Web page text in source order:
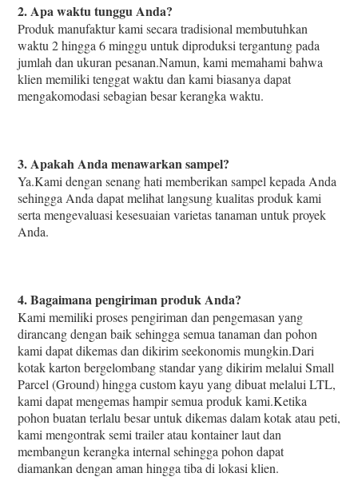
2. Apa waktu tunggu Anda?
Produk manufaktur kami secara tradisional membutuhkan
waktu 2 hingga 6 minggu untuk diproduksi tergantung pada
jumlah dan ukuran pesanan.Namun, kami memahami bahwa
klien memiliki tenggat waktu dan kami biasanya dapat
mengakomodasi sebagian besar kerangka waktu.
3. Apakah Anda menawarkan sampel?
Ya.Kami dengan senang hati memberikan sampel kepada Anda
sehingga Anda dapat melihat langsung kualitas produk kami
serta mengevaluasi kesesuaian varietas tanaman untuk proyek
Anda.
4. Bagaimana pengiriman produk Anda?
Kami memiliki proses pengiriman dan pengemasan yang
dirancang dengan baik sehingga semua tanaman dan pohon
kami dapat dikemas dan dikirim seekonomis mungkin.Dari
kotak karton bergelombang standar yang dikirim melalui Small
Parcel (Ground) hingga custom kayu yang dibuat melalui LTL,
kami dapat mengemas hampir semua produk kami.Ketika
pohon buatan terlalu besar untuk dikemas dalam kotak atau peti,
kami mengontrak semi trailer atau kontainer laut dan
membangun kerangka internal sehingga pohon dapat
diamankan dengan aman hingga tiba di lokasi klien.